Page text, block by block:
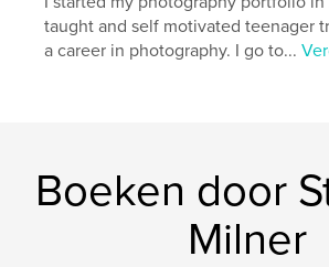
taught and self motivated teenager
a career in photography. I go to...
Boeken door
Milner